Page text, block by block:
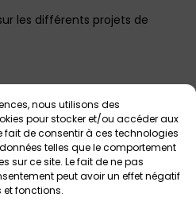
nous utilisons des
pour stocker et/ou accéder aux
fait de consentir à ces technologies
telles que le comportement
sur ce site. Le fait de ne pas
peut avoir un effet négatif
fonctions.
les différents projets de
environnementales locales
(Bagad de Porspoder,
Florence Dufier Gréco,
à 21h